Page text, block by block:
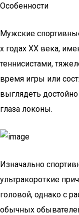
Особенности
Мужские
х годах ХХ века,
теннисистами,
время игры или
выглядеть
глаза локоны.
Изначально
ультракороткие
головой, однако с
обычных